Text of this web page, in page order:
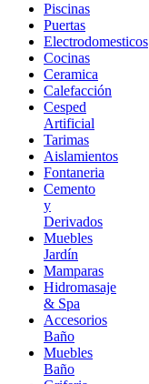
Piscinas
Puertas
Electrodomesticos
Cocinas
Ceramica
Calefacción
Cesped
Artificial
Tarimas
Aislamientos
Fontaneria
Cemento
y
Derivados
Muebles
Jardín
Mamparas
Hidromasaje
& Spa
Accesorios
Baño
Muebles
Baño